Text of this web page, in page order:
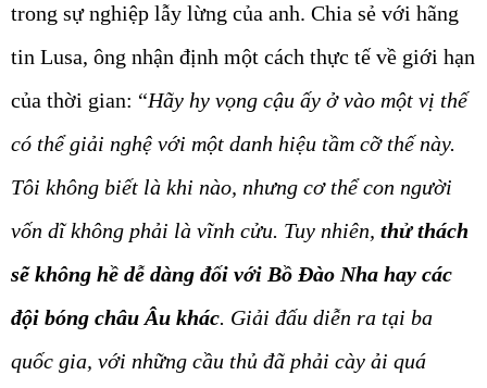
trong sự nghiệp lẫy lừng của anh. Chia sẻ với hãng
tin Lusa, ông nhận định một cách thực tế về giới hạn
của thời gian: “Hãy hy vọng cậu ấy ở vào một vị thế
có thể giải nghệ với một danh hiệu tầm cỡ thế này.
Tôi không biết là khi nào, nhưng cơ thể con người
vốn dĩ không phải là vĩnh cửu. Tuy nhiên, thử thách
sẽ không hề dễ dàng đối với Bồ Đào Nha hay các
đội bóng châu Âu khác. Giải đấu diễn ra tại ba
quốc gia, với những cầu thủ đã phải cày ải quá